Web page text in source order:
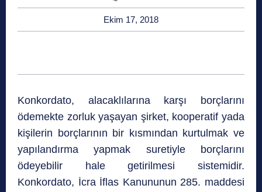
Ekim 17, 2018
Konkordato, alacaklılarına karşı borçlarını
ödemekte zorluk yaşayan şirket, kooperatif yada
kişilerin borçlarının bir kısmından kurtulmak ve
yapılandırma yapmak suretiyle borçlarını
ödeyebilir hale getirilmesi sistemidir.
Konkordato, İcra İflas Kanununun 285. maddesi